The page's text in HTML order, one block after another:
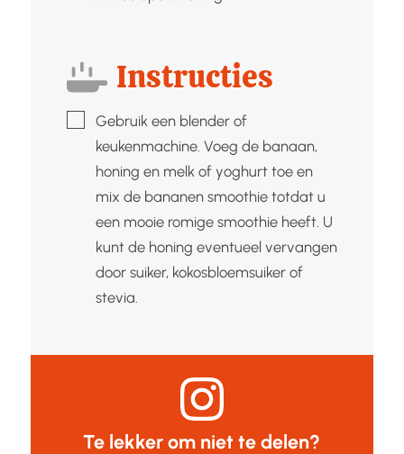
Instructies
▢
Gebruik een blender of
keukenmachine. Voeg de banaan,
honing en melk of yoghurt toe en
mix de bananen smoothie totdat u
een mooie romige smoothie heeft. U
kunt de honing eventueel vervangen
door suiker, kokosbloemsuiker of
stevia.
Te lekker om niet te delen?